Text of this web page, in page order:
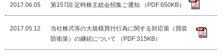
2017.06.05 第157回 定時株主総会招集ご通知 （PDF:650KB）
2017.05.12
当社株式等の大規模買付行為に関する対応策（買収
防衛策）の継続について （PDF:315KB）